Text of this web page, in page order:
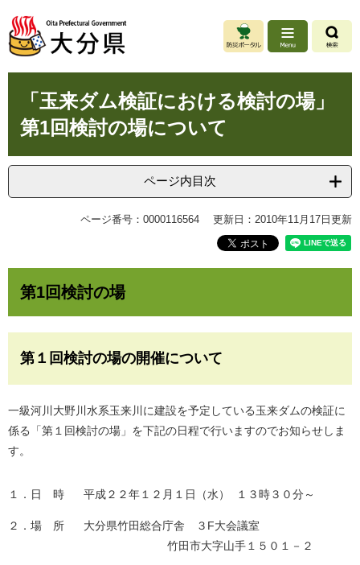
ジ
先
ュ
を
本
へ
「玉来ダム検証における検討の場」
第1回検討の場について
ページ内目次
ページ番号：0000116564 更新日：2010年11月17日更新
第1回検討の場
第１回検討の場の開催について
一級河川大野川水系玉来川に建設を予定している玉来ダムの検証に
係る「第１回検討の場」を下記の日程で行いますのでお知らせしま
す。
１．日 時 平成２２年１２月１日（水） １３時３０分～
２．場 所 大分県竹田総合庁舎 ３F大会議室
竹田市大字山手１５０１－２